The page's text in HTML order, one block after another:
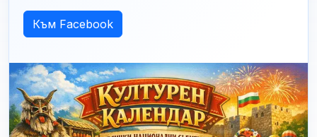
Към Facebook